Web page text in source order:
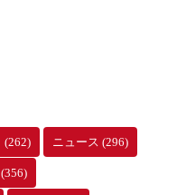
(262) ニュース (296)
(356)